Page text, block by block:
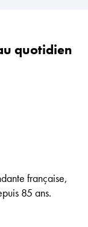
quotidien
française,
85 ans.